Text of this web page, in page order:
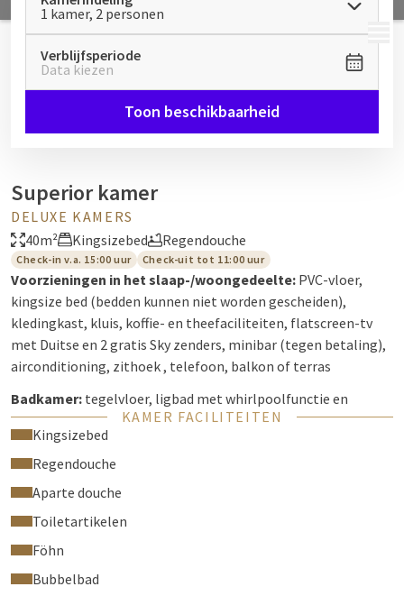
MENU
1 kamer, 2 personen
Verblijfsperiode
Data kiezen
Toon beschikbaarheid
Superior kamer
DELUXE KAMERS
40m²
Kingsizebed Regendouche
Check-in v.a. 15:00 uur Check-uit tot 11:00 uur
Voorzieningen in het slaap-/woongedeelte: PVC-vloer,
kingsize bed (bedden kunnen niet worden gescheiden),
kledingkast, kluis, koffie- en theefaciliteiten, flatscreen-tv
met Duitse en 2 gratis Sky zenders, minibar (tegen betaling),
airconditioning, zithoek , telefoon, balkon of terras
Badkamer: tegelvloer, ligbad met whirlpoolfunctie en
douche, toilet, föhn, make-upspiegel
toegestaan
KAMER FACILITEITEN
Kingsizebed
Regendouche
Aparte douche
Toiletartikelen
Föhn
Bubbelbad